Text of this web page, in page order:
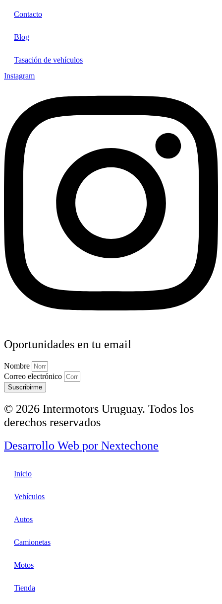
Contacto
Blog
Tasación de vehículos
Instagram
Oportunidades en tu email
Nombre
Correo electrónico
Suscribirme
© 2026 Intermotors Uruguay. Todos los
derechos reservados
Desarrollo Web por Nextechone
Inicio
Vehículos
Autos
Camionetas
Motos
Tienda